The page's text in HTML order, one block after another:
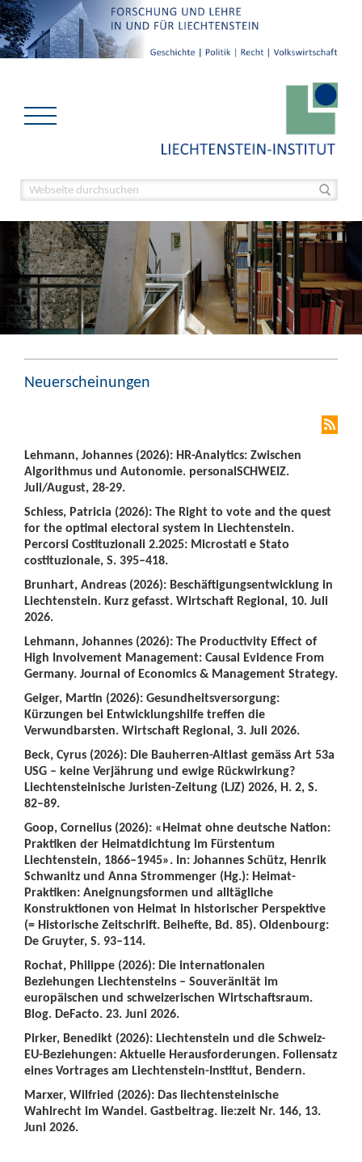
Neuerscheinungen
Lehmann, Johannes (2026): HR-Analytics: Zwischen
Algorithmus und Autonomie. personalSCHWEIZ.
Juli/August, 28-29.
Schiess, Patricia (2026): The Right to vote and the quest
for the optimal electoral system in Liechtenstein.
Percorsi Costituzionali 2.2025: Microstati e Stato
costituzionale, S. 395–418.
Brunhart, Andreas (2026): Beschäftigungsentwicklung in
Liechtenstein. Kurz gefasst. Wirtschaft Regional, 10. Juli
2026.
Lehmann, Johannes (2026): The Productivity Effect of
High Involvement Management: Causal Evidence From
Germany. Journal of Economics & Management Strategy.
Geiger, Martin (2026): Gesundheitsversorgung:
Kürzungen bei Entwicklungshilfe treffen die
Verwundbarsten. Wirtschaft Regional, 3. Juli 2026.
Beck, Cyrus (2026): Die Bauherren-Altlast gemäss Art 53a
USG – keine Verjährung und ewige Rückwirkung?
Liechtensteinische Juristen-Zeitung (LJZ) 2026, H. 2, S.
82–89.
Goop, Cornelius (2026): «Heimat ohne deutsche Nation:
Praktiken der Heimatdichtung im Fürstentum
Liechtenstein, 1866–1945». In: Johannes Schütz, Henrik
Schwanitz und Anna Strommenger (Hg.): Heimat-
Praktiken: Aneignungsformen und alltägliche
Konstruktionen von Heimat in historischer Perspektive
(= Historische Zeitschrift. Beihefte, Bd. 85). Oldenbourg:
De Gruyter, S. 93–114.
Rochat, Philippe (2026): Die internationalen
Beziehungen Liechtensteins – Souveränität im
europäischen und schweizerischen Wirtschaftsraum.
Blog. DeFacto. 23. Juni 2026.
Pirker, Benedikt (2026): Liechtenstein und die Schweiz-
EU-Beziehungen: Aktuelle Herausforderungen. Foliensatz
eines Vortrages am Liechtenstein-Institut, Bendern.
Marxer, Wilfried (2026): Das liechtensteinische
Wahlrecht im Wandel. Gastbeitrag. lie:zeit Nr. 146, 13.
Juni 2026.